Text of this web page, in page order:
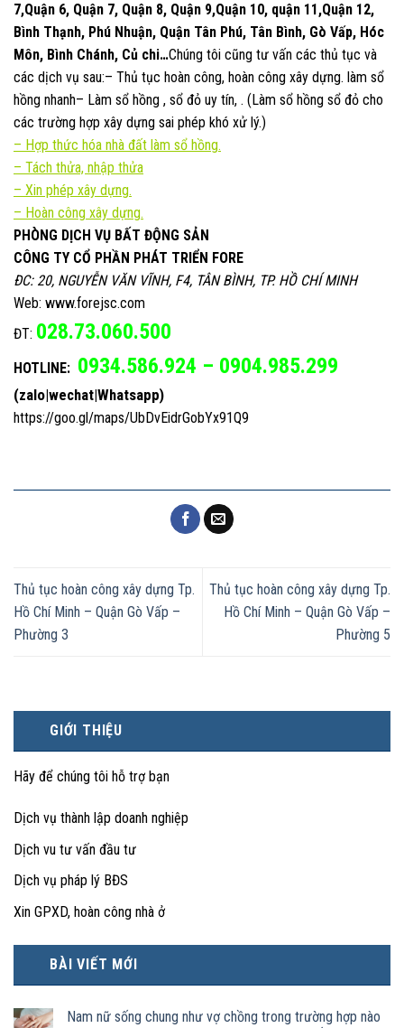
GIỚI THIỆU
Hãy để chúng tôi hỗ trợ bạn
Dịch vụ thành lập doanh nghiệp
Dịch vu tư vấn đầu tư
Dịch vụ pháp lý BĐS
Xin GPXD, hoàn công nhà ở
BÀI VIẾT MỚI
Nam nữ sống chung như vợ chồng trong trường hợp nào
7,Quận 6, Quận 7, Quận 8, Quận 9,Quận 10, quận 11,Quận 12,
Bình Thạnh, Phú Nhuận, Quận Tân Phú, Tân Bình, Gò Vấp, Hóc
Môn, Bình Chánh, Củ chi…Chúng tôi cũng tư vấn các thủ tục và
các dịch vụ sau:– Thủ tục hoàn công, hoàn công xây dựng. làm sổ
hồng nhanh– Làm sổ hồng , sổ đỏ uy tín, . (Làm sổ hồng sổ đỏ cho
các trường hợp xây dựng sai phép khó xử lý.)
– Hợp thức hóa nhà đất làm sổ hồng.
– Tách thửa, nhập thửa
– Xin phép xây dựng.
– Hoàn công xây dựng.
PHÒNG DỊCH VỤ BẤT ĐỘNG SẢN
CÔNG TY CỔ PHẦN PHÁT TRIỂN FORE
ĐC: 20, NGUYỄN VĂN VĨNH, F4, TÂN BÌNH, TP. HỒ CHÍ MINH
Web: www.forejsc.com
ĐT: 028.73.060.500
HOTLINE: 0934.586.924 – 0904.985.299
(zalo|wechat|Whatsapp)
https://goo.gl/maps/UbDvEidrGobYx91Q9
Thủ tục hoàn công xây dựng Tp.
Hồ Chí Minh – Quận Gò Vấp –
Phường 3
Thủ tục hoàn công xây dựng Tp.
Hồ Chí Minh – Quận Gò Vấp –
Phường 5